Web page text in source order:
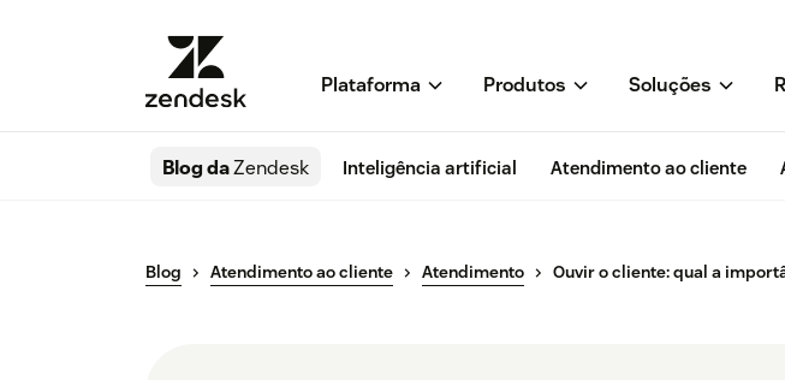
Plataforma Produtos Soluções
Blog daZendesk Inteligência artificial Atendimento ao cliente
Blog Atendimento ao cliente Atendimento Ouvir o cliente: qual a